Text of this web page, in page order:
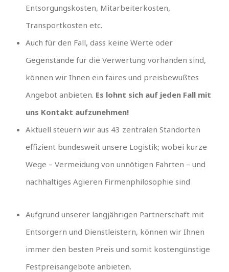
Entsorgungskosten, Mitarbeiterkosten,
Transportkosten etc.
Auch für den Fall, dass keine Werte oder
Gegenstände für die Verwertung vorhanden sind,
können wir Ihnen ein faires und preisbewußtes
Angebot anbieten. Es lohnt sich auf jeden Fall mit
uns Kontakt aufzunehmen!
Aktuell steuern wir aus 43 zentralen Standorten
effizient bundesweit unsere Logistik; wobei kurze
Wege – Vermeidung von unnötigen Fahrten – und
nachhaltiges Agieren Firmenphilosophie sind
Aufgrund unserer langjährigen Partnerschaft mit
Entsorgern und Dienstleistern, können wir Ihnen
immer den besten Preis und somit kostengünstige
Festpreisangebote anbieten.